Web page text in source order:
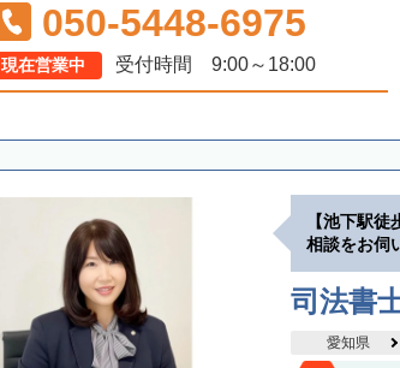
050-5448-6975
現在営業中 受付時間 9:00～18:00
【池下駅
相談をお伺
司法書
愛知県